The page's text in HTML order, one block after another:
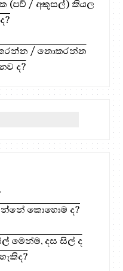
(පව් / අකුසල්) කියල
කරන්න / නොකරන්න
ද?
කොහොම ද?
මෙන්ම, දස සිල් ද